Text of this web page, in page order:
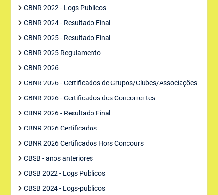
CBNR 2022 - Logs Publicos
CBNR 2024 - Resultado Final
CBNR 2025 - Resultado Final
CBNR 2025 Regulamento
CBNR 2026
CBNR 2026 - Certificados de Grupos/Clubes/Associações
CBNR 2026 - Certificados dos Concorrentes
CBNR 2026 - Resultado Final
CBNR 2026 Certificados
CBNR 2026 Certificados Hors Concours
CBSB - anos anteriores
CBSB 2022 - Logs Publicos
CBSB 2024 - Logs-publicos